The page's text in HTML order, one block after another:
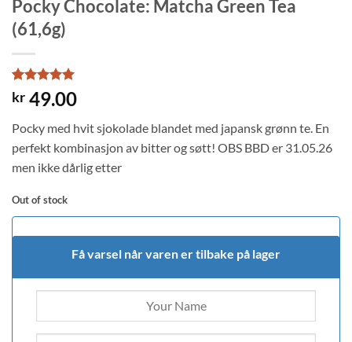
Pocky Chocolate: Matcha Green Tea
(61,6g)
Rated5
out of 5
4
customer
ratings
kr 49.00
Pocky med hvit sjokolade blandet med japansk grønn te. En
perfekt kombinasjon av bitter og søtt! OBS BBD er 31.05.26
men ikke dårlig etter
Out of stock
Få varsel når varen er tilbake på lager